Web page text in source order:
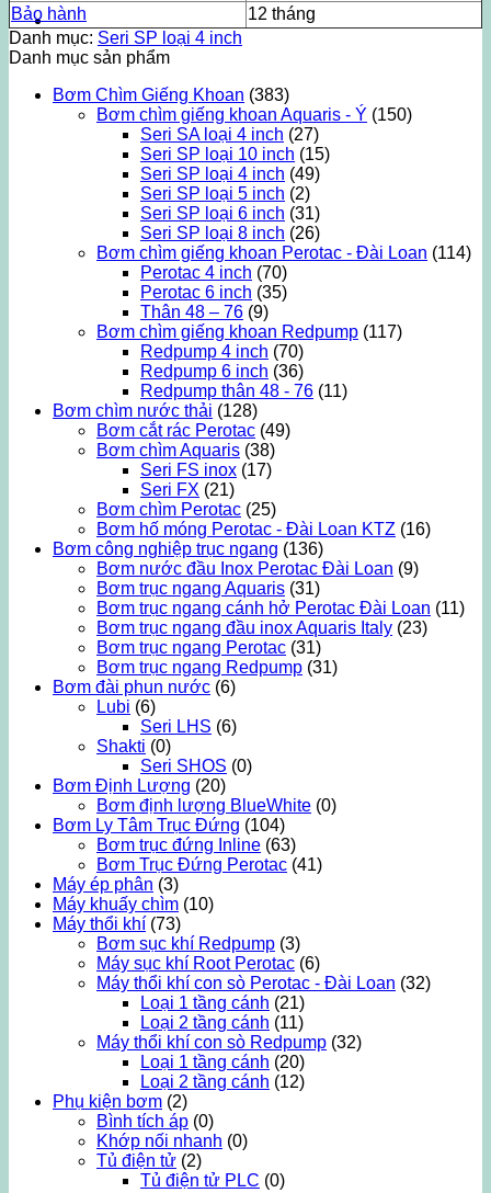
Bảo hành
12 tháng
Danh mục: Seri SP loại 4 inch
Danh mục sản phẩm
Bơm Chìm Giếng Khoan (383)
Bơm chìm giếng khoan Aquaris - Ý (150)
Seri SA loại 4 inch (27)
Seri SP loại 10 inch (15)
Seri SP loại 4 inch (49)
Seri SP loại 5 inch (2)
Seri SP loại 6 inch (31)
Seri SP loại 8 inch (26)
Bơm chìm giếng khoan Perotac - Đài Loan (114)
Perotac 4 inch (70)
Perotac 6 inch (35)
Thân 48 – 76 (9)
Bơm chìm giếng khoan Redpump (117)
Redpump 4 inch (70)
Redpump 6 inch (36)
Redpump thân 48 - 76 (11)
Bơm chìm nước thải (128)
Bơm cắt rác Perotac (49)
Bơm chìm Aquaris (38)
Seri FS inox (17)
Seri FX (21)
Bơm chìm Perotac (25)
Bơm hố móng Perotac - Đài Loan KTZ (16)
Bơm công nghiệp trục ngang (136)
Bơm nước đầu Inox Perotac Đài Loan (9)
Bơm trục ngang Aquaris (31)
Bơm trục ngang cánh hở Perotac Đài Loan (11)
Bơm trục ngang đầu inox Aquaris Italy (23)
Bơm trục ngang Perotac (31)
Bơm trục ngang Redpump (31)
Bơm đài phun nước (6)
Lubi (6)
Seri LHS (6)
Shakti (0)
Seri SHOS (0)
Bơm Định Lượng (20)
Bơm định lượng BlueWhite (0)
Bơm Ly Tâm Trục Đứng (104)
Bơm trục đứng Inline (63)
Bơm Trục Đứng Perotac (41)
Máy ép phân (3)
Máy khuấy chìm (10)
Máy thổi khí (73)
Bơm sục khí Redpump (3)
Máy sục khí Root Perotac (6)
Máy thổi khí con sò Perotac - Đài Loan (32)
Loại 1 tầng cánh (21)
Loại 2 tầng cánh (11)
Máy thổi khí con sò Redpump (32)
Loại 1 tầng cánh (20)
Loại 2 tầng cánh (12)
Phụ kiện bơm (2)
Bình tích áp (0)
Khớp nối nhanh (0)
Tủ điện tử (2)
Tủ điện tử PLC (0)